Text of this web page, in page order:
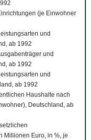
(je Einwohner
und
ab 1992
und
ab 1992
und
ab 1992
Haushalte nach
Deutschland, ab
Millionen Euro, in %, je